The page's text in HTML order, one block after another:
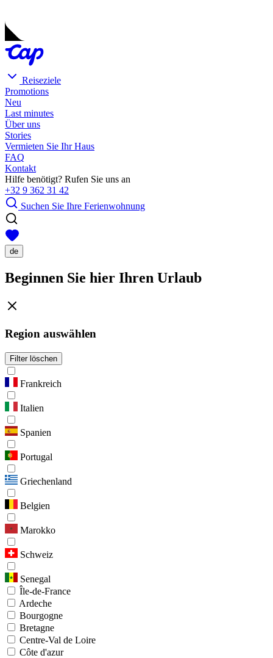
Reiseziele
Promotions
Neu
Last minutes
Über uns
Stories
Vermieten Sie Ihr Haus
FAQ
Kontakt
Hilfe benötigt? Rufen Sie uns an
+32 9 362 31 42
Suchen Sie Ihre Ferienwohnung
de
Beginnen Sie hier Ihren Urlaub
Region auswählen
Filter löschen
Frankreich
Italien
Spanien
Portugal
Griechenland
Belgien
Marokko
Schweiz
Senegal
Île-de-France
Ardeche
Bourgogne
Bretagne
Centre-Val de Loire
Côte d'azur